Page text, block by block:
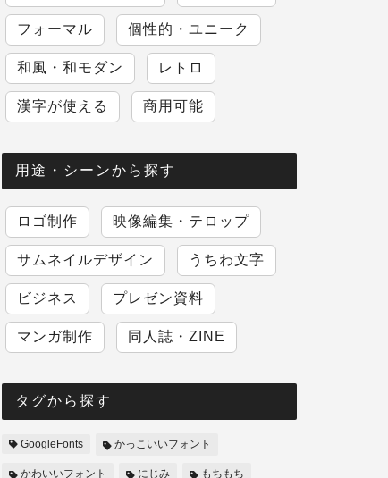
フォーマル 個性的・ユニーク
和風・和モダン レトロ
漢字が使える 商用可能
用途・シーンから探す
ロゴ制作 映像編集・テロップ
サムネイルデザイン うちわ文字
ビジネス プレゼン資料
マンガ制作 同人誌・ZINE
タグから探す
GoogleFonts かっこいいフォント
かわいいフォント にじみ もちもち